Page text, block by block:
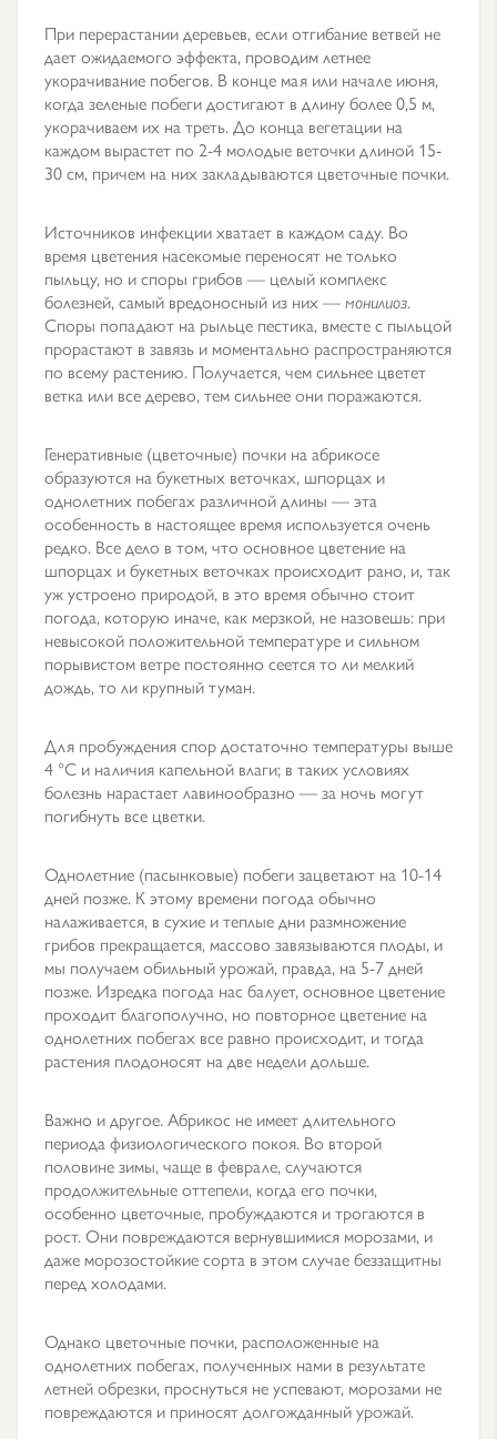
При перерастании деревьев, если отгибание ветвей не
дает ожидаемого эффекта, проводим летнее
укорачивание побегов. В конце мая или начале июня,
когда зеленые побеги достигают в длину более 0,5 м,
укорачиваем их на треть. До конца вегетации на
каждом вырастет по 2-4 молодые веточки длиной 15-
30 см, причем на них закладываются цветочные почки.
Источников инфекции хватает в каждом саду. Во
время цветения насекомые переносят не только
пыльцу, но и споры грибов — целый комплекс
болезней, самый вредоносный из них —монилиоз.
Споры попадают на рыльце пестика, вместе с пыльцой
прорастают в завязь и моментально распространяются
по всему растению. Получается, чем сильнее цветет
ветка или все дерево, тем сильнее они поражаются.
Генеративные (цветочные) почки на абрикосе
образуются на букетных веточках, шпорцах и
однолетних побегах различной длины — эта
особенность в настоящее время используется очень
редко. Все дело в том, что основное цветение на
шпорцах и букетных веточках происходит рано, и, так
уж устроено природой, в это время обычно стоит
погода, которую иначе, как мерзкой, не назовешь: при
невысокой положительной температуре и сильном
порывистом ветре постоянно сеется то ли мелкий
дождь, то ли крупный туман.
Для пробуждения спор достаточно температуры выше
4 °С и наличия капельной влаги; в таких условиях
болезнь нарастает лавинообразно — за ночь могут
погибнуть все цветки.
Однолетние (пасынковые) побеги зацветают на 10-14
дней позже. К этому времени погода обычно
налаживается, в сухие и теплые дни размножение
грибов прекращается, массово завязываются плоды, и
мы получаем обильный урожай, правда, на 5-7 дней
позже. Изредка погода нас балует, основное цветение
проходит благополучно, но повторное цветение на
однолетних побегах все равно происходит, и тогда
растения плодоносят на две недели дольше.
Важно и другое. Абрикос не имеет длительного
периода физиологического покоя. Во второй
половине зимы, чаще в феврале, случаются
продолжительные оттепели, когда его почки,
особенно цветочные, пробуждаются и трогаются в
рост. Они повреждаются вернувшимися морозами, и
даже морозостойкие сорта в этом случае беззащитны
перед холодами.
Однако цветочные почки, расположенные на
однолетних побегах, полученных нами в результате
летней обрезки, проснуться не успевают, морозами не
повреждаются и приносят долгожданный урожай.